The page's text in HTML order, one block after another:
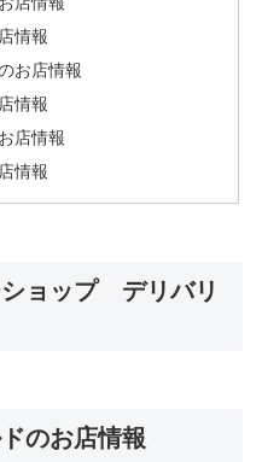
情報
お店情報
情報
店情報
情報
ョップ デリバリ
のお店情報